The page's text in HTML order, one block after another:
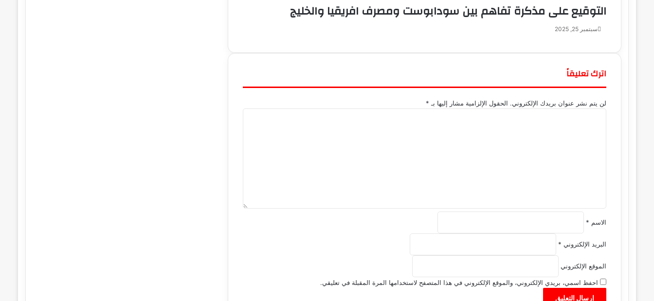
التوقيع على مذكرة تفاهم بين سودابوست ومصرف افريقيا والخليج
سبتمبر 25, 2025
اترك تعليقاً
لن يتم نشر عنوان بريدك الإلكتروني. الحقول الإلزامية مشار إليها بـ *
الاسم *
البريد الإلكتروني *
الموقع الإلكتروني
احفظ اسمي، بريدي الإلكتروني، والموقع الإلكتروني في هذا المتصفح لاستخدامها المرة المقبلة في تعليقي.